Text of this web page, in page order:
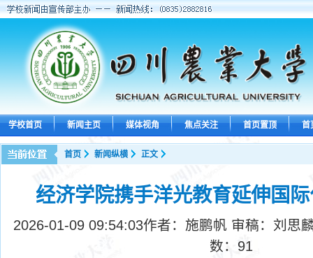
学校首页 新闻主页 媒体视角 焦点关注 首页置顶 首
首页 新闻纵横 正文
经济学院携手洋光教育延伸国
2026-01-09 09:54:03作者：施鹏帆 审稿：刘思
数： 91